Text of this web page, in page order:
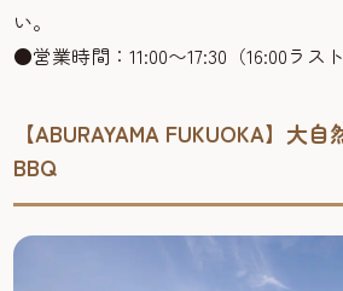
い。
●営業時間：11:00〜17:30（16:00ラス
【ABURAYAMA FUKUOKA】大
BBQ